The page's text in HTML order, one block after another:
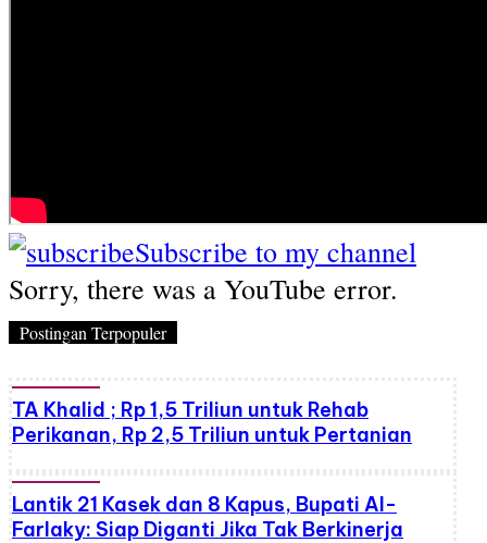
Subscribe to my channel
Sorry, there was a YouTube error.
Postingan Terpopuler
TA Khalid ; Rp 1,5 Triliun untuk Rehab
Perikanan, Rp 2,5 Triliun untuk Pertanian
Lantik 21 Kasek dan 8 Kapus, Bupati Al-
Farlaky: Siap Diganti Jika Tak Berkinerja